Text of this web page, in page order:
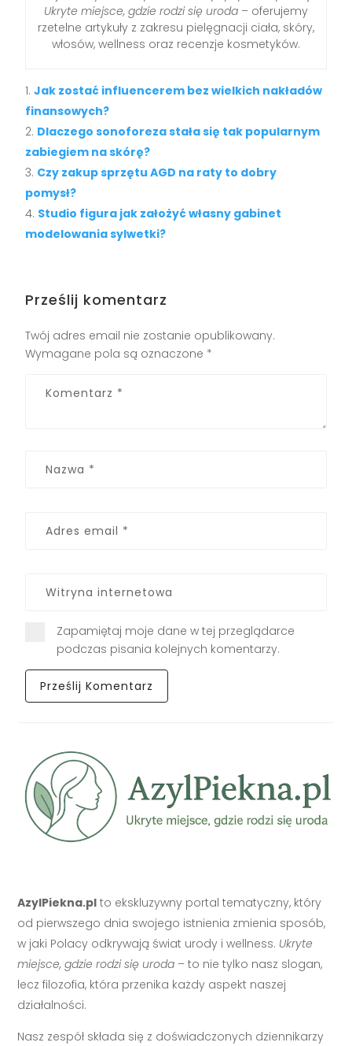
Ukryte miejsce, gdzie rodzi się uroda – oferujemy
rzetelne artykuły z zakresu pielęgnacji ciała, skóry,
włosów, wellness oraz recenzje kosmetyków.
Jak zostać influencerem bez wielkich nakładów
finansowych?
Dlaczego sonoforeza stała się tak popularnym
zabiegiem na skórę?
Czy zakup sprzętu AGD na raty to dobry
pomysł?
Studio figura jak założyć własny gabinet
modelowania sylwetki?
Prześlij komentarz
Twój adres email nie zostanie opublikowany.
Wymagane pola są oznaczone *
Zapamiętaj moje dane w tej przeglądarce
podczas pisania kolejnych komentarzy.
AzylPiekna.pl to ekskluzywny portal tematyczny, który
od pierwszego dnia swojego istnienia zmienia sposób,
w jaki Polacy odkrywają świat urody i wellness. Ukryte
miejsce, gdzie rodzi się uroda – to nie tylko nasz slogan,
lecz filozofia, która przenika każdy aspekt naszej
działalności.
Nasz zespół składa się z doświadczonych dziennikarzy